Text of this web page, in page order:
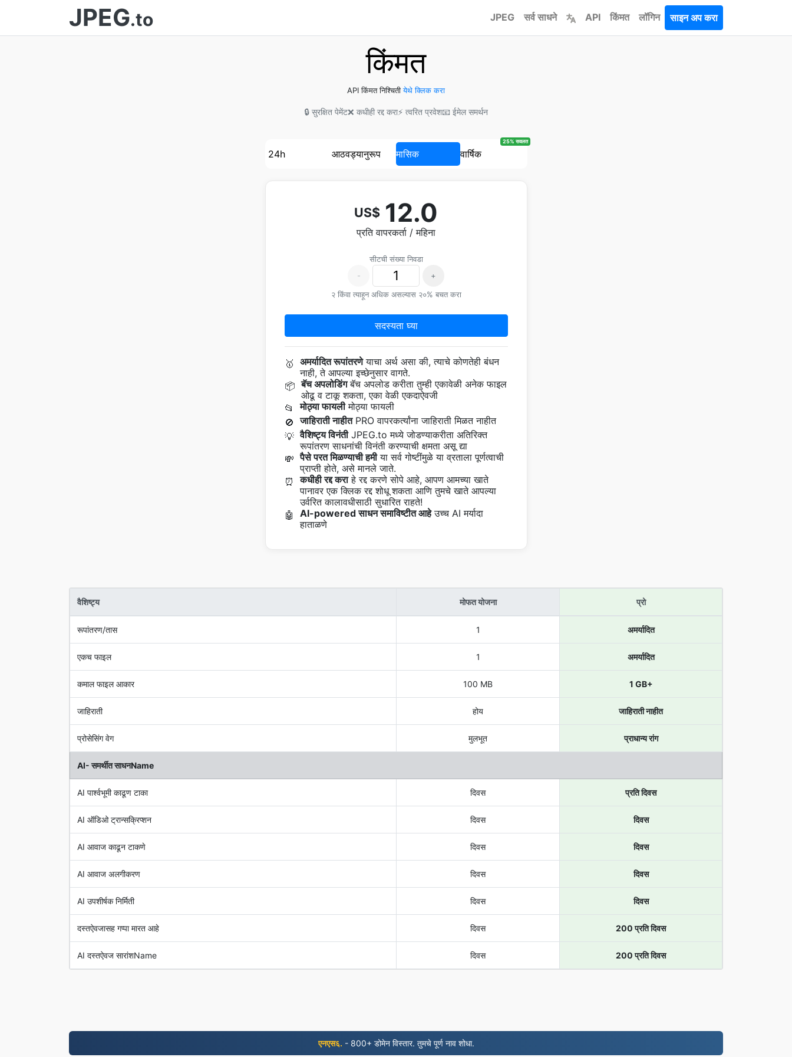
JPEG.to JPEG सर्व साधने API किंमत लॉगिन साइन अप करा
किंमत
API किंमत निश्चितीयेथे क्लिक करा
🔒 सुरक्षित पेमेंट❌ कधीही रद्द करा⚡ त्वरित प्रवेश📧 ईमेल समर्थन
24h आठवड्यानुरूप मासिक वार्षिक
25% सवलत
US$ 12.0
प्रति वापरकर्ता / महिना
सीटची संख्या निवडा
-
+
२ किंवा त्याहून अधिक असल्यास २०% बचत करा
सदस्यता घ्या
🥇 अमर्यादित रूपांतरणेयाचा अर्थ असा की, त्याचे कोणतेही बंधन
नाही, ते आपल्या इच्छेनुसार वागते.
📦 बॅच अपलोडिंगबॅच अपलोड करीता तुम्ही एकावेळी अनेक फाइल
ओढू व टाकू शकता, एका वेळी एकदाऐवजी
📂
मोठ्या फायलीमोठ्या फायली
🚫 जाहिराती नाहीतPRO वापरकर्त्यांना जाहिराती मिळत नाहीत
💡 वैशिष्ट्य विनंतीJPEG.to मध्ये जोडण्याकरीता अतिरिक्त
रूपांतरण साधनांची विनंती करण्याची क्षमता असू द्या
💸 पैसे परत मिळण्याची हमीया सर्व गोष्टींमुळे या व्रताला पूर्णत्वाची
प्राप्ती होते, असे मानले जाते.
⏰
कधीही रद्द कराहे रद्द करणे सोपे आहे, आपण आमच्या खाते
पानावर एक क्लिक रद्द शोधू शकता आणि तुमचे खाते आपल्या
उर्वरित कालावधीसाठी सुधारित राहते!
🤖
AI-powered साधन समाविष्टीत आहेउच्च AI मर्यादा
हाताळणे
वैशिष्ट्य मोफत योजना प्रो
रूपांतरण/तास 1 अमर्यादित
एकच फाइल 1 अमर्यादित
कमाल फाइल आकार 100 MB 1 GB+
जाहिराती होय जाहिराती नाहीत
प्रोसेसिंग वेग मुलभूत प्राधान्य रांग
AI- समर्थीत साधनName
AI पार्श्वभूमी काढूण टाका दिवस प्रति दिवस
AI ऑडिओ ट्रान्सक्रिप्शन दिवस दिवस
AI आवाज काढून टाकणे दिवस दिवस
AI आवाज अलगीकरण दिवस दिवस
AI उपशीर्षक निर्मिती दिवस दिवस
दस्तऐवजासह गप्पा मारत आहे दिवस 200 प्रति दिवस
AI दस्तऐवज सारांशName दिवस 200 प्रति दिवस
एनएस६. - 800+ डोमेन विस्तार. तुमचे पूर्ण नाव शोधा.